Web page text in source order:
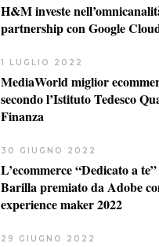
H&M investe
partnership con Google
1 LUGLIO 2022
MediaWorld miglior
secondo l’Istituto Tedesco
Finanza
30 GIUGNO 2022
L’ecommerce “Dedicato a
Barilla premiato da Adobe
experience maker 2022
29 GIUGNO 2022